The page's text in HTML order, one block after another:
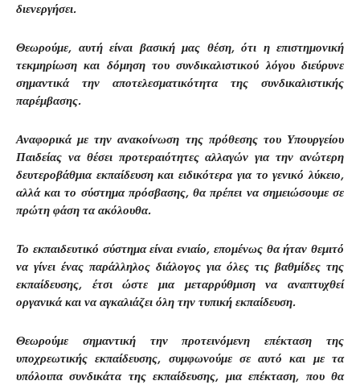
διενεργήσει.
Θεωρούμε, αυτή είναι βασική μας θέση, ότι η επιστημονική
τεκμηρίωση και δόμηση του συνδικαλιστικού λόγου διεύρυνε
σημαντικά την αποτελεσματικότητα της συνδικαλιστικής
παρέμβασης.
Αναφορικά με την ανακοίνωση της πρόθεσης του Υπουργείου
Παιδείας να θέσει προτεραιότητες αλλαγών για την ανώτερη
δευτεροβάθμια εκπαίδευση και ειδικότερα για το γενικό λύκειο,
αλλά και το σύστημα πρόσβασης, θα πρέπει να σημειώσουμε σε
πρώτη φάση τα ακόλουθα.
Το εκπαιδευτικό σύστημα είναι ενιαίο, επομένως θα ήταν θεμιτό
να γίνει ένας παράλληλος διάλογος για όλες τις βαθμίδες της
εκπαίδευσης, έτσι ώστε μια μεταρρύθμιση να αναπτυχθεί
οργανικά και να αγκαλιάζει όλη την τυπική εκπαίδευση.
Θεωρούμε σημαντική την προτεινόμενη επέκταση της
υποχρεωτικής εκπαίδευσης, συμφωνούμε σε αυτό και με τα
υπόλοιπα συνδικάτα της εκπαίδευσης, μια επέκταση, που θα